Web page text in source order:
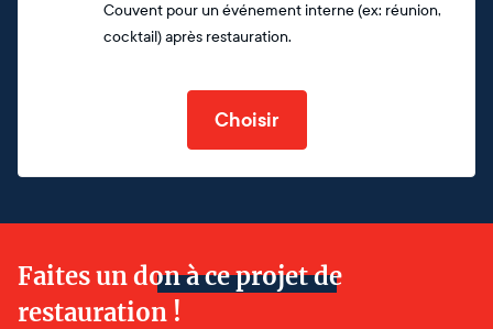
Couvent pour un événement interne (ex: réunion,
cocktail) après restauration.
Choisir
Faites un don à ce projet de
restauration !